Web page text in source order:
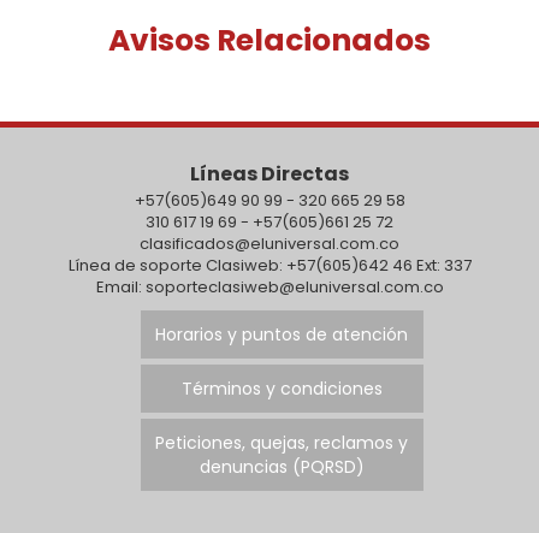
Avisos Relacionados
Líneas Directas
+57(605)649 90 99 - 320 665 29 58
310 617 19 69 - +57(605)661 25 72
clasificados@eluniversal.com.co
Línea de soporte Clasiweb: +57(605)642 46 Ext: 337
Email: soporteclasiweb@eluniversal.com.co
Horarios y puntos de atención
Términos y condiciones
Peticiones, quejas, reclamos y
denuncias (PQRSD)